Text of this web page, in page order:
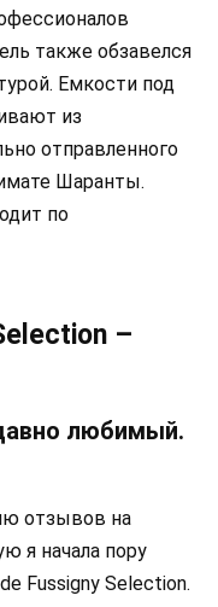
также обзавелся
Емкости под
из
отправленного
Шаранты.
по
–
любимый.
отзывов на
я начала пору
Fussigny Selection.